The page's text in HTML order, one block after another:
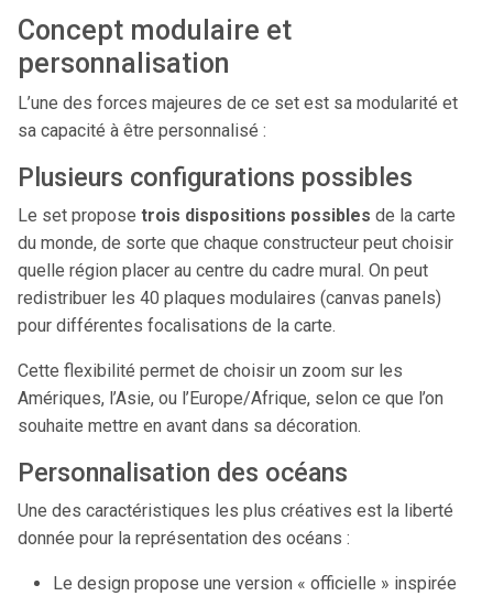
Concept modulaire et
personnalisation
L’une des forces majeures de ce set est sa modularité et
sa capacité à être personnalisé :
Plusieurs configurations possibles
Le set propose trois dispositions possibles de la carte
du monde, de sorte que chaque constructeur peut choisir
quelle région placer au centre du cadre mural. On peut
redistribuer les 40 plaques modulaires (canvas panels)
pour différentes focalisations de la carte.
Cette flexibilité permet de choisir un zoom sur les
Amériques, l’Asie, ou l’Europe/Afrique, selon ce que l’on
souhaite mettre en avant dans sa décoration.
Personnalisation des océans
Une des caractéristiques les plus créatives est la liberté
donnée pour la représentation des océans :
Le design propose une version « officielle » inspirée